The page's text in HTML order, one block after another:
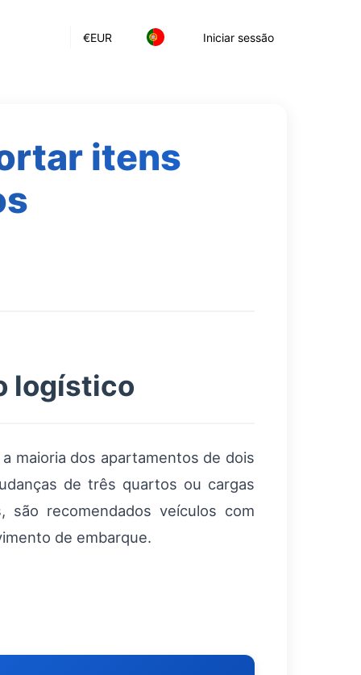
€EUR Iniciar sessão
itens
logístico
maioria dos apartamentos de dois
de três quartos ou cargas
são recomendados veículos com
de embarque.